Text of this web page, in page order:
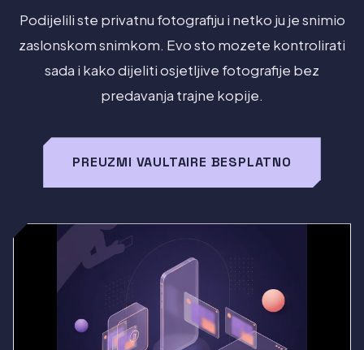
Podijelili ste privatnu fotografiju i netko ju je snimio
zaslonskom snimkom. Evo sto mozete kontrolirati
sada i kako dijeliti osjetljive fotografije bez
predavanja trajne kopije.
PREUZMI VAULTAIRE BESPLATNO